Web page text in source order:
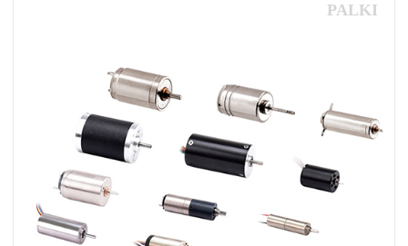
PALKI